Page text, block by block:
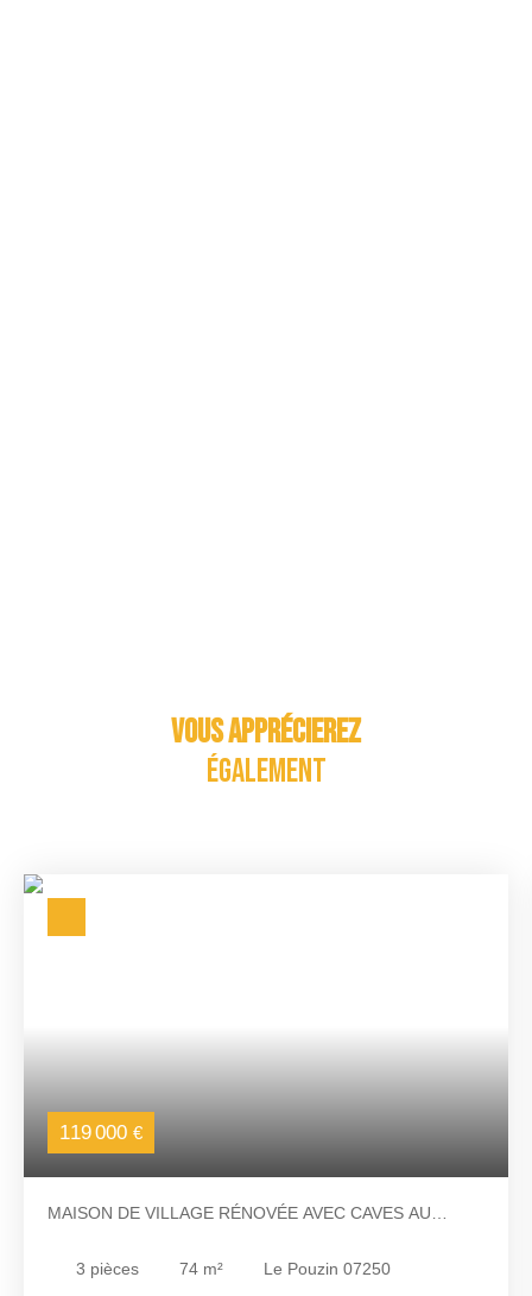
Vous apprécierez
également
119 000 €
MAISON DE VILLAGE RÉNOVÉE AVEC CAVES AU
3 pièces 74 m² Le Pouzin 07250